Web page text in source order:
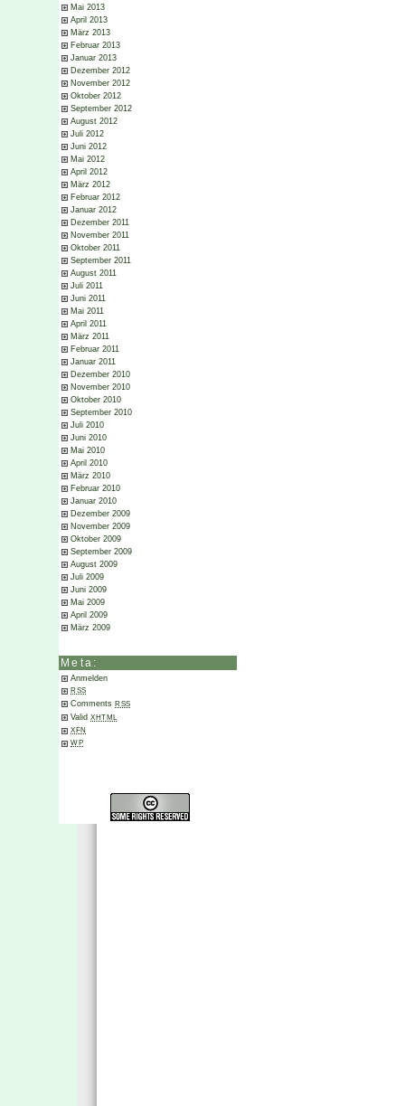
Mai 2013
April 2013
März 2013
Februar 2013
Januar 2013
Dezember 2012
November 2012
Oktober 2012
September 2012
August 2012
Juli 2012
Juni 2012
Mai 2012
April 2012
März 2012
Februar 2012
Januar 2012
Dezember 2011
November 2011
Oktober 2011
September 2011
August 2011
Juli 2011
Juni 2011
Mai 2011
April 2011
März 2011
Februar 2011
Januar 2011
Dezember 2010
November 2010
Oktober 2010
September 2010
Juli 2010
Juni 2010
Mai 2010
April 2010
März 2010
Februar 2010
Januar 2010
Dezember 2009
November 2009
Oktober 2009
September 2009
August 2009
Juli 2009
Juni 2009
Mai 2009
April 2009
März 2009
Meta:
Anmelden
RSS
Comments RSS
Valid XHTML
XFN
WP